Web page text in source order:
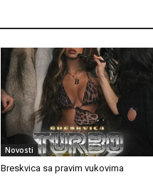
Novosti
Breskvica sa pravim vukovima